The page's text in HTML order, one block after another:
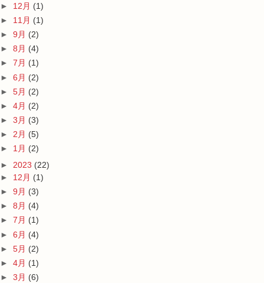
► 12月 (1)
► 11月 (1)
► 9月 (2)
► 8月 (4)
► 7月 (1)
► 6月 (2)
► 5月 (2)
► 4月 (2)
► 3月 (3)
► 2月 (5)
► 1月 (2)
► 2023 (22)
► 12月 (1)
► 9月 (3)
► 8月 (4)
► 7月 (1)
► 6月 (4)
► 5月 (2)
► 4月 (1)
► 3月 (6)